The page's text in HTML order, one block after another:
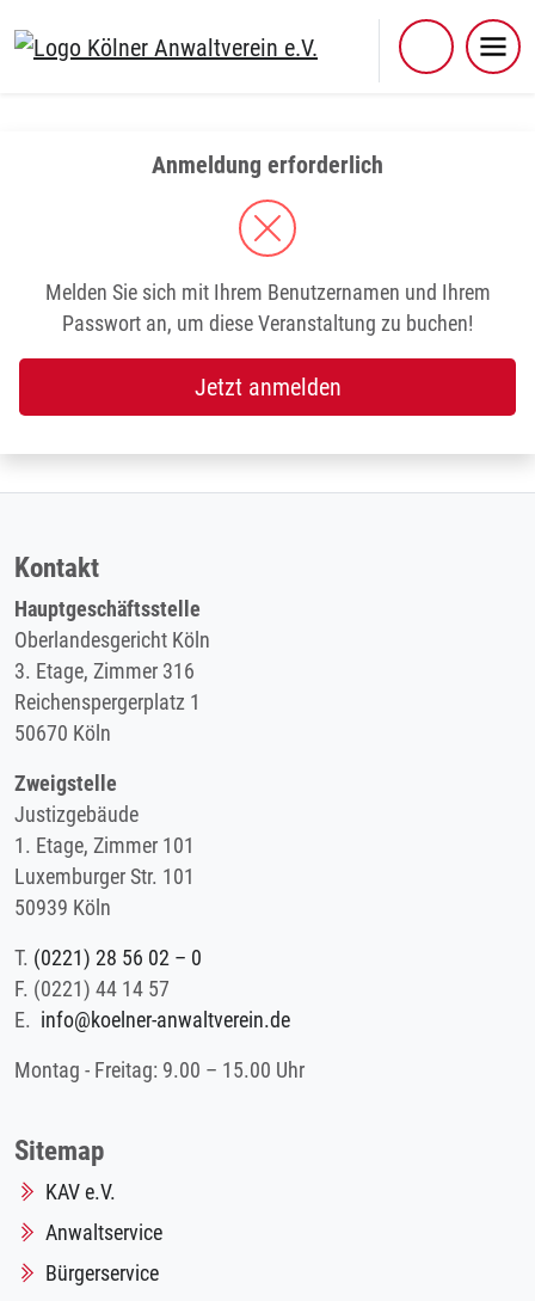
Anmeldung erforderlich
Melden Sie sich mit Ihrem Benutzernamen und Ihrem
Passwort an, um diese Veranstaltung zu buchen!
Jetzt anmelden
Kontakt
Hauptgeschäftsstelle
Oberlandesgericht Köln
3. Etage, Zimmer 316
Reichenspergerplatz 1
50670 Köln
Zweigstelle
Justizgebäude
1. Etage, Zimmer 101
Luxemburger Str. 101
50939 Köln
T. (0221) 28 56 02 – 0
F. (0221) 44 14 57
E. info@koelner-anwaltverein.de
Montag - Freitag: 9.00 – 15.00 Uhr
Sitemap
KAV e.V.
Anwaltservice
Bürgerservice